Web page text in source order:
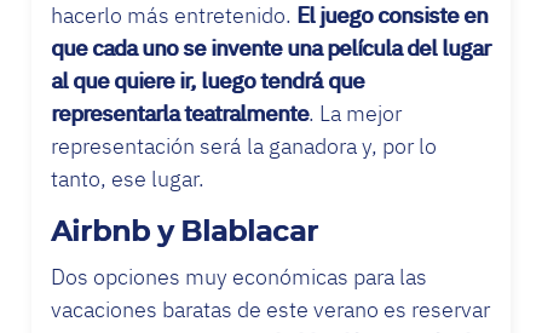
hacerlo más entretenido. El juego consiste en
que cada uno se invente una película del lugar
al que quiere ir, luego tendrá que
representarla teatralmente. La mejor
representación será la ganadora y, por lo
tanto, ese lugar.
Airbnb y Blablacar
Dos opciones muy económicas para las
vacaciones baratas de este verano es reservar